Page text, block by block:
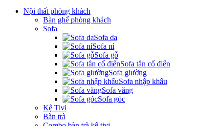
Nội thất phòng khách
Bàn ghế phòng khách
Sofa
Sofa da
Sofa nỉ
Sofa gỗ
Sofa tân cổ điển
Sofa giường
Sofa nhập khẩu
Sofa văng
Sofa góc
Kệ Tivi
Bàn trà